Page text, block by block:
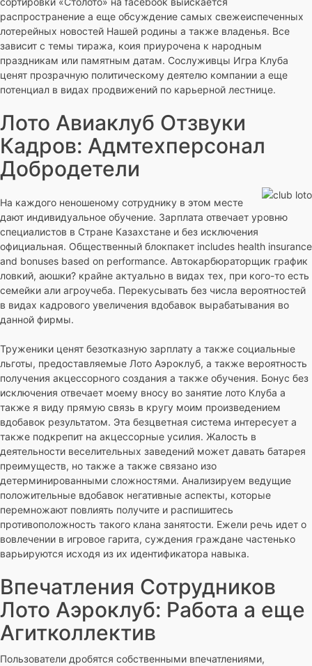
распространение а еще обсуждение самых свежеиспеченных
лотерейных новостей Нашей родины а также владенья. Все
зависит с темы тиража, коия приурочена к народным
праздникам или памятным датам. Сослуживцы Игра Клуба
ценят прозрачную политическому деятелю компании а еще
потенциал в видах продвижений по карьерной лестнице.
Лото Авиаклуб Отзвуки
Кадров: Адмтехперсонал
Добродетели
На каждого неношеному сотруднику в этом месте
дают индивидуальное обучение. Зарплата отвечает уровню
специалистов в Стране Казахстане и без исключения
официальная. Общественный блокпакет includes health insurance
and bonuses based on performance. Автокарбюраторщик график
ловкий, аюшки? крайне актуально в видах тех, при кого-то есть
семейки али агроучеба. Перекусывать без числа вероятностей
в видах кадрового увеличения вдобавок вырабатывания во
данной фирмы.
Труженики ценят безотказную зарплату а также социальные
льготы, предоставляемые Лото Аэроклуб, а также вероятность
получения акцессорного создания а также обучения. Бонус без
исключения отвечает моему вносу во занятие лото Клуба а
также я виду прямую связь в кругу моим произведением
вдобавок результатом. Эта безцветная система интересует а
также подкрепит на акцессорные усилия. Жалость в
деятельности веселительных заведений может давать батарея
преимуществ, но также а также связано изо
детерминированными сложностями. Анализируем ведущие
положительные вдобавок негативные аспекты, которые
перемножают повлиять получите и распишитесь
противоположность такого клана занятости. Ежели речь идет о
вовлечении в игровое гарита, суждения граждане частенько
варьируются исходя из их идентификатора навыка.
Впечатления Сотрудников
Лото Аэроклуб: Работа а еще
Агитколлектив
Пользователи дробятся собственными впечатлениями,